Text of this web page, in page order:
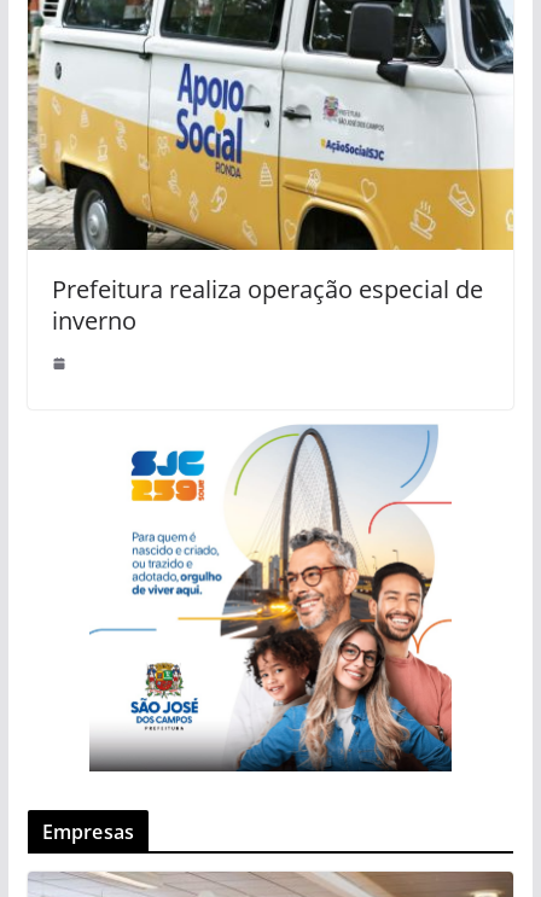
Prefeitura realiza operação especial de
inverno
Empresas